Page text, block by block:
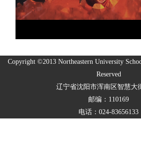
Copyright ©2013 Northeastern University
Reserved
辽宁省沈阳市浑南区智慧大
邮编：110169
电话：024-83656133